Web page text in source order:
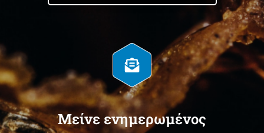
Μείνε ενημερωμένος